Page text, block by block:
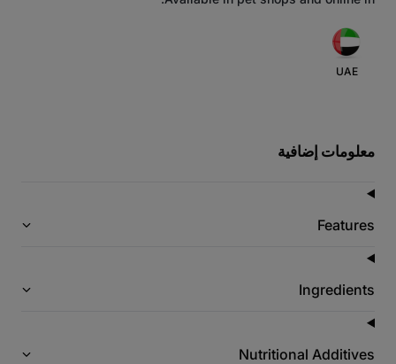
UAE
معلومات إضافية
Features
Ingredients
Nutritional Additives